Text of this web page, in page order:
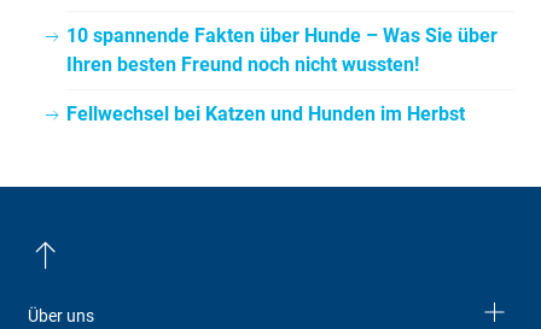
10 spannende Fakten über Hunde – Was Sie über
Ihren besten Freund noch nicht wussten!
Fellwechsel bei Katzen und Hunden im Herbst
Über uns